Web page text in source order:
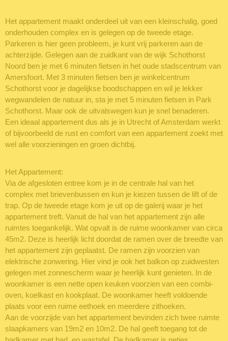
Het appartement maakt onderdeel uit van een kleinschalig, goed
onderhouden complex en is gelegen op de tweede etage.
Parkeren is hier geen probleem, je kunt vrij parkeren aan de
achterzijde. Gelegen aan de zuidkant van de wijk Schothorst
Noord ben je met 6 minuten fietsen in het oude stadscentrum van
Amersfoort. Met 3 minuten fietsen ben je winkelcentrum
Schothorst voor je dagelijkse boodschappen en wil je lekker
wegwandelen de natuur in, sta je met 5 minuten fietsen in Park
Schothorst. Maar ook de uitvalswegen kun je snel benaderen.
Een ideaal appartement dus als je in Utrecht of Amsterdam werkt
of bijvoorbeeld de rust en comfort van een appartement zoekt met
wel alle voorzieningen en groen dichtbij.
Het Appartement:
Via de afgesloten entree kom je in de centrale hal van het
complex met brievenbussen en kun je kiezen tussen de lift of de
trap. Op de tweede etage kom je uit op de galerij waar je het
appartement treft. Vanuit de hal van het appartement zijn alle
ruimtes toegankelijk. Wat opvalt is de ruime woonkamer van circa
45m2. Deze is heerlijk licht doordat de ramen over de breedte van
het appartement zijn geplaatst. De ramen zijn voorzien van
elektrische zonwering. Hier vind je ook het balkon op zuidwesten
gelegen met zonnescherm waar je heerlijk kunt genieten. In de
woonkamer is een nette open keuken voorzien van een combi-
oven, koelkast en kookplaat. De woonkamer heeft voldoende
plaats voor een ruime eethoek en meerdere zithoeken.
Aan de voorzijde van het appartement bevinden zich twee ruimte
slaapkamers van 19m2 en 10m2. De hal geeft toegang tot de